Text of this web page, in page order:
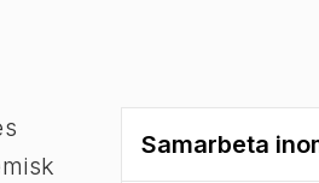
Samarbeta